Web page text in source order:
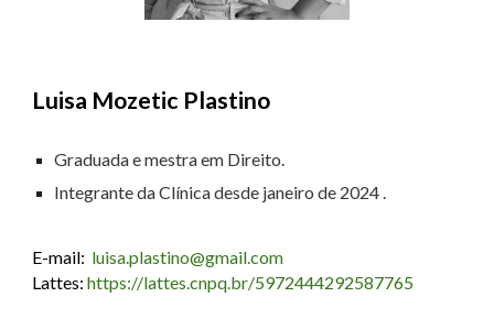
Luisa Mozetic Plastino
Graduada e mestraem Direito.
Integrante da Clínica desde janeiro de 2024.
E-mail: luisa.plastino@gmail.com
Lattes: https://lattes.cnpq.br/5972444292587765